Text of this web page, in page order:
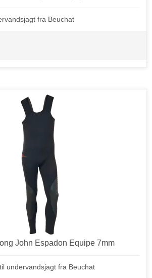
fra Beuchat
John Espadon Equipe 7mm
undervandsjagt fra Beuchat